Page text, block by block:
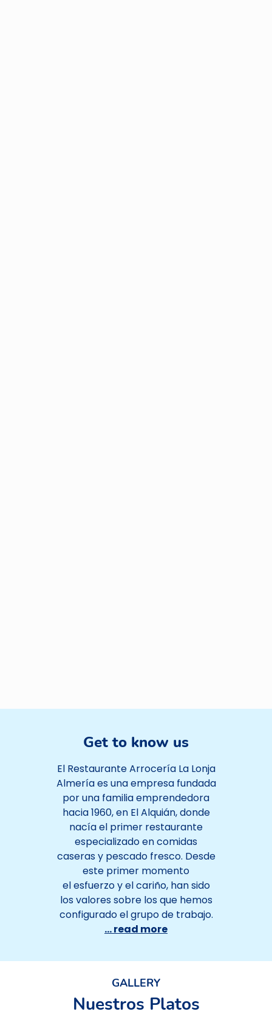
Get to know us
El Restaurante Arrocería La Lonja
Almería es una empresa fundada
por una familia emprendedora
hacia 1960, en El Alquián, donde
nacía el primer restaurante
especializado en comidas
caseras y pescado fresco. Desde
este primer momento
el esfuerzo y el cariño, han sido
los valores sobre los que hemos
configurado el grupo de trabajo.
... read more
GALLERY
Nuestros Platos